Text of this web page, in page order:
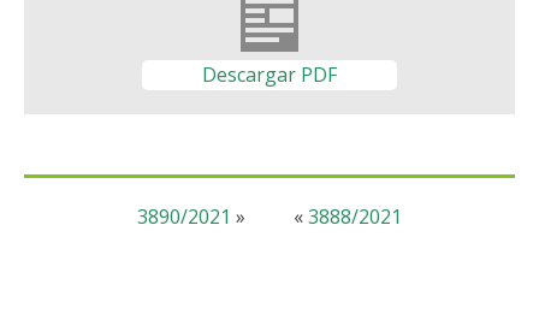
Descargar PDF
«3888/2021
3890/2021 »